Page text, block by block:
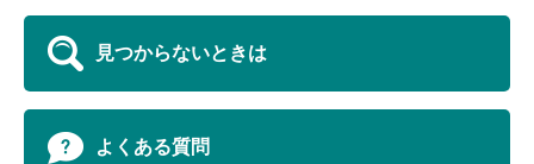
見つからないときは
よくある質問